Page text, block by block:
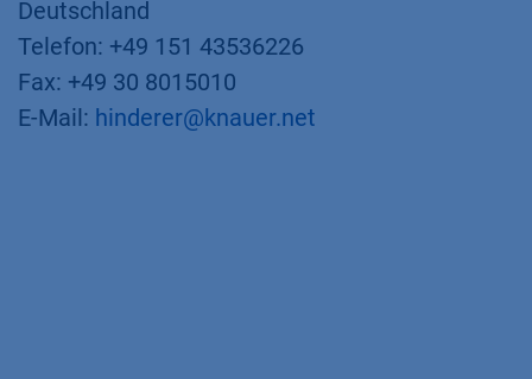
Deutschland
Telefon: +49 151 43536226
Fax: +49 30 8015010
E-Mail: hinderer@knauer.net